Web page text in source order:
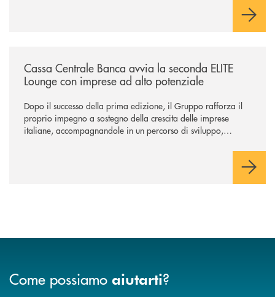
negoziazione esclusiva per la finalizzazione dell’operazione.
Cassa Centrale Banca avvia la seconda ELITE
Lounge con imprese ad alto potenziale
Dopo il successo della prima edizione, il Gruppo rafforza il
proprio impegno a sostegno della crescita delle imprese
italiane, accompagnandole in un percorso di sviluppo,
Come possiamo aiutarti?